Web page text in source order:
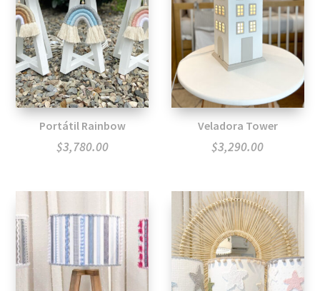
Portátil Rainbow
$3,780.00
Veladora Tower
$3,290.00